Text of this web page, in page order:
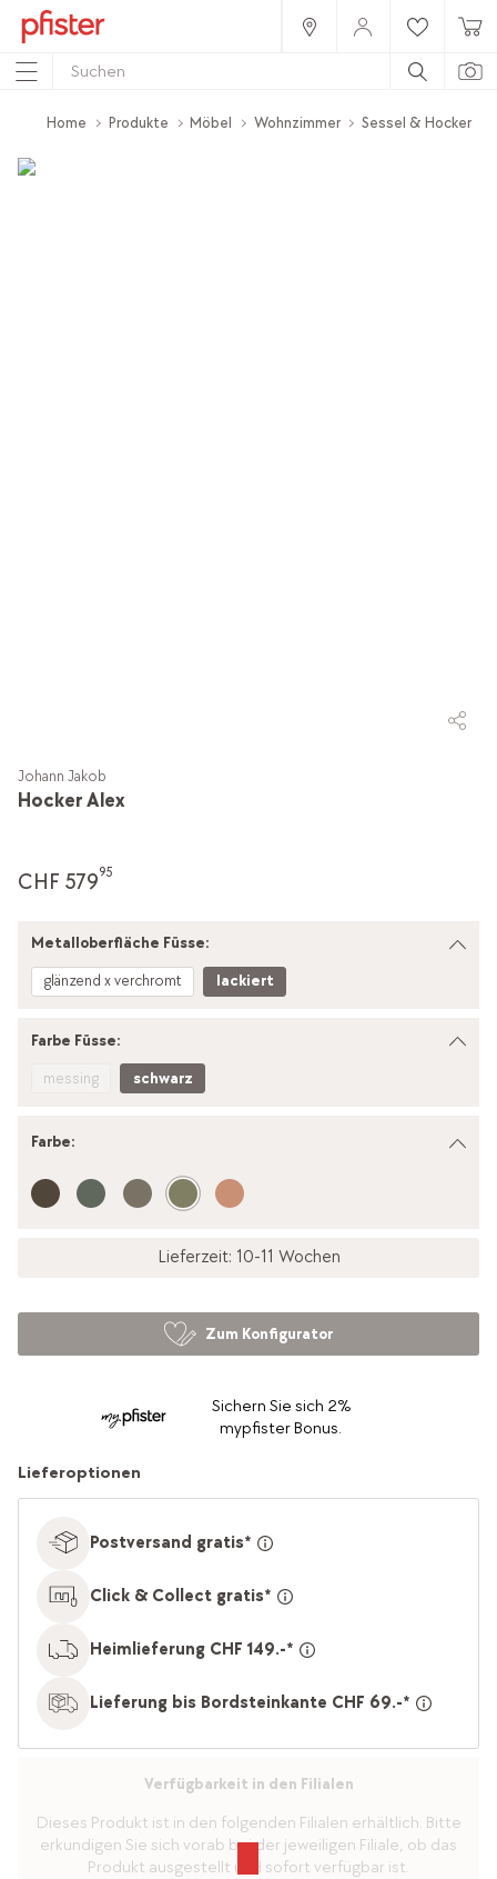
Home Produkte Möbel Wohnzimmer Sessel & Hocker
Hocker Alex
Johann Jakob
CHF 57995
Metalloberfläche Füsse:
glänzend x verchromt lackiert
Farbe Füsse:
messing schwarz
Farbe:
Lieferzeit: 10-11 Wochen
Sichern Sie sich 2%
mypfister Bonus.
Zum Konfigurator
Lieferoptionen
Postversand gratis*
Click & Collect gratis*
Heimlieferung CHF 149.-*
Lieferung bis Bordsteinkante CHF 69.-*
Verfügbarkeit in den Filialen
Dieses Produkt ist in den folgenden Filialen erhältlich. Bitte
erkundigen Sie sich vorab bei der jeweiligen Filiale, ob das
Produkt ausgestellt und sofort verfügbar ist.